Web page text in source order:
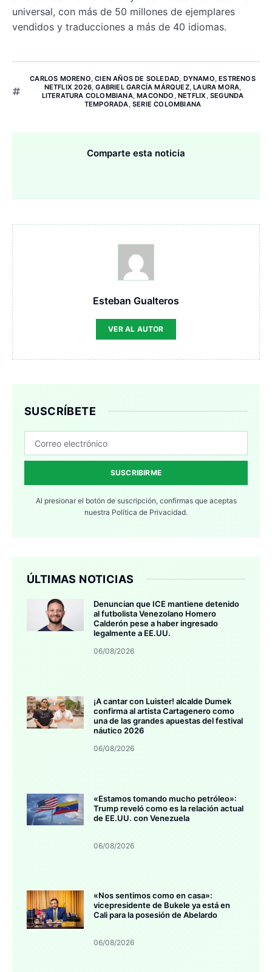
universal, con más de 50 millones de ejemplares
vendidos y traducciones a más de 40 idiomas.
CARLOS MORENO,CIEN AÑOS DE SOLEDAD, DYNAMO,ESTRENOS
NETFLIX 2026,GABRIEL GARCÍA MÁRQUEZ,LAURA MORA,
LITERATURA COLOMBIANA,MACONDO ,NETFLIX , SEGUNDA
TEMPORADA, SERIE COLOMBIANA
Comparte esta noticia
Esteban Gualteros
VER AL AUTOR
SUSCRÍBETE
SUSCRIBIRME
Al presionar el botón de suscripción, confirmas que aceptas
nuestra Política de Privacidad.
ÚLTIMAS NOTICIAS
Denuncian que ICE mantiene detenido
al futbolista Venezolano Homero
Calderón pese a haber ingresado
legalmente a EE.UU.
06/08/2026
¡A cantar con Luister! alcalde Dumek
confirma al artista Cartagenero como
una de las grandes apuestas del festival
náutico 2026
06/08/2026
«Estamos tomando mucho petróleo»:
Trump reveló como es la relación actual
de EE.UU. con Venezuela
06/08/2026
«Nos sentimos como en casa»:
vicepresidente de Bukele ya está en
Cali para la posesión de Abelardo
06/08/2026